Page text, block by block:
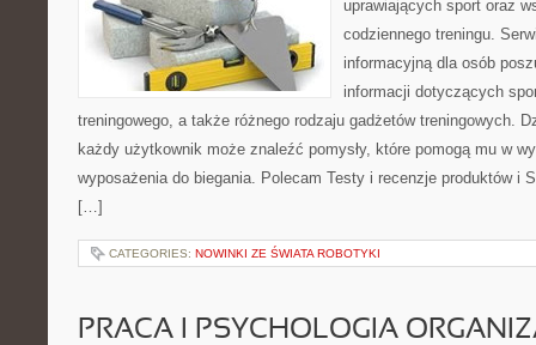
uprawiających sport oraz
codziennego treningu.
informacyjną dla osób
informacji dotyczących
treningowego, a także różnego rodzaju gadżetów treningowych.
każdy użytkownik może znaleźć pomysły, które pomogą mu w
wyposażenia do biegania. Polecam Testy i recenzje produktów i
[…]
CATEGORIES: NOWINKI ZE ŚWIATA ROBOTYKI
PRACA I PSYCHOLOGIA